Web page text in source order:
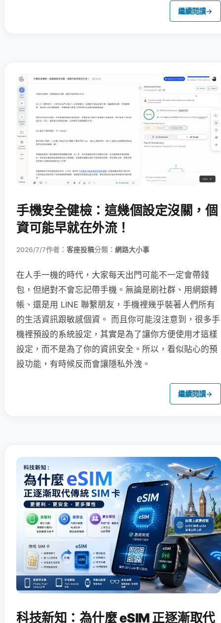
繼續閱讀→
手機安全健檢：這幾個設定沒關，個
資可能早就在外流！
2026/7/7作者： 客座投稿分類： 網路大小事
在人手一機的時代，大家每天出門可能不一定會帶錢
包，但絕對不會忘記帶手機。無論是刷社群、用網銀轉
帳、還是用 LINE 聯繫朋友，手機裡幾乎裝著人們所有
的生活資訊跟敏感個資。 而且你可能沒注意到，很多手
機裡預設的系統設定，其實是為了讓你方便使用才這樣
設定，而不是為了你的資訊安全。所以，看似貼心的預
設功能，有時候反而會讓隱私外洩。
繼續閱讀→
科技新知：為什麼 eSIM 正逐漸取代